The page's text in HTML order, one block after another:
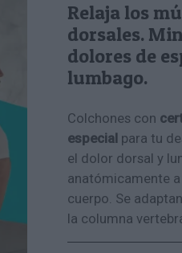
Relaja los
dorsales.
dolores de
lumbago.
Colchones con
especial para tu
el dolor dorsal y
anatómicamente
cuerpo. Se
la columna